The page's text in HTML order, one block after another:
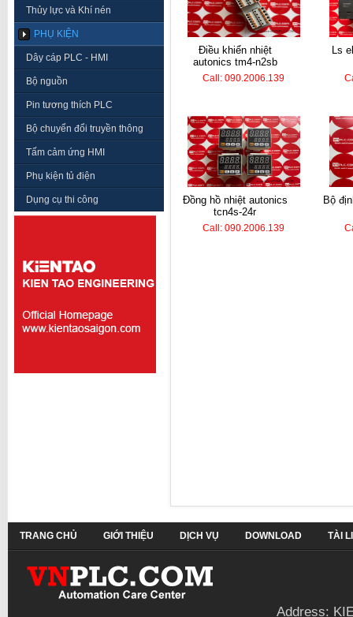
Thủy lực và Khí nén
PHỤ KIỆN
Dây cáp PLC - HMI
Bộ nguồn
Pin tương thích PLC
Bộ chuyển đổi truyền thông
Tấm cảm ứng HMI
Phụ kiện tủ điện
Dụng cụ thi công
điều khiển nhiệt
autonics tm4-n2sb
Call: 090.2006.139
ls electric plc k7m-
đồng hồ nhiệt autonics
tcn4s-24r
Call: 090.2006.139
bộ định thời koino ktm-
TRANG CHỦ GIỚI THIỆU DỊCH VỤ DOWNLOAD TÀI
Address: